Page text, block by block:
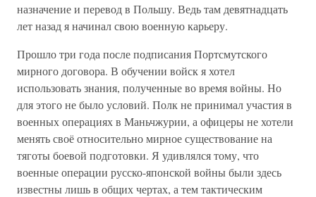
назначение и перевод в Польшу. Ведь там девятнадцать
лет назад я начинал свою военную карьеру.
Прошло три года после подписания Портсмутского
мирного договора. В обучении войск я хотел
использовать знания, полученные во время войны. Но
для этого не было условий. Полк не принимал участия в
военных операциях в Маньчжурии, а офицеры не хотели
менять своё относительно мирное существование на
тяготы боевой подготовки. Я удивлялся тому, что
военные операции русско-японской войны были здесь
известны лишь в общих чертах, а тем тактическим